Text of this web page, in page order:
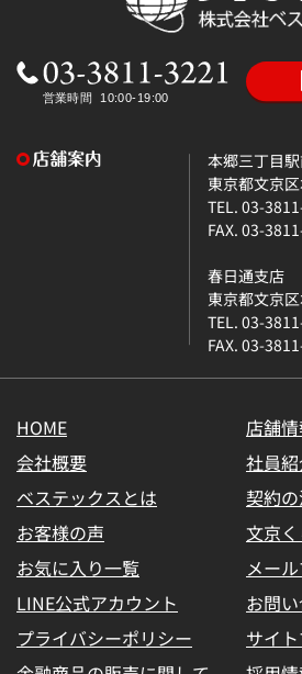
本郷三丁目
東京都文京
TEL. 03-
FAX. 03-
春日通支店
東京都文京
TEL. 03-
FAX. 03-
HOME
店舗
会社概要
社員
ベステックスとは
契約
お客様の声
文京
お気に入り一覧
メー
LINE公式アカウント
お問
プライバシーポリシー
サイ